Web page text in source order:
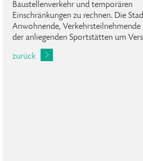
Baustellenverkehr und temporären
Einschränkungen zu rechnen. Die
Anwohnende,
der anliegenden Sportstätten um
zurück